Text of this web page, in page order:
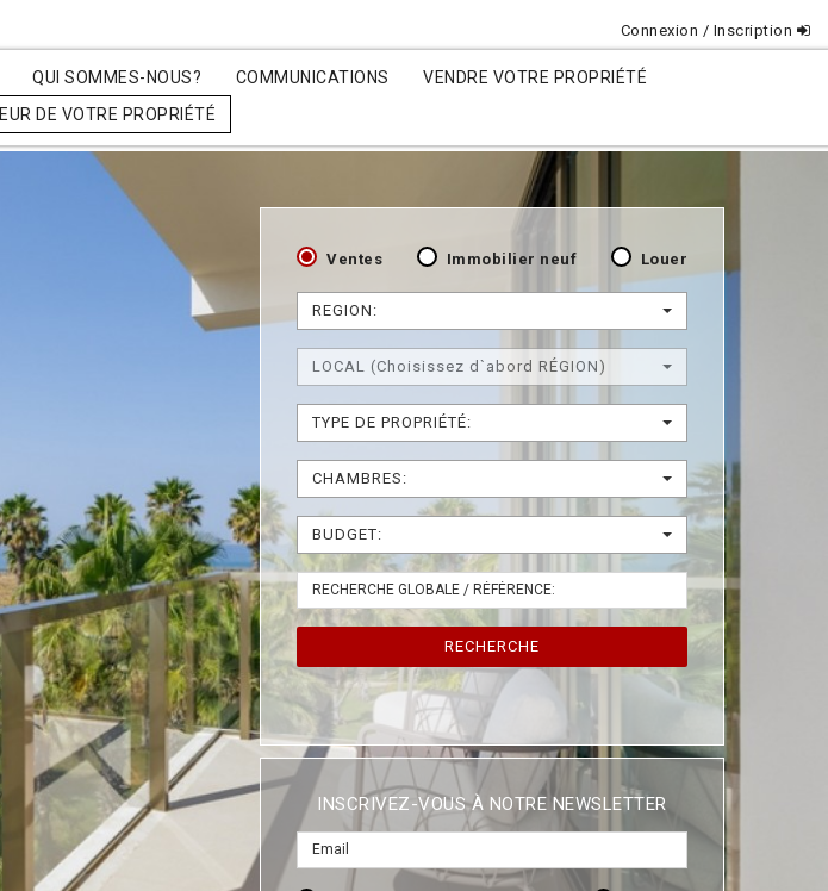
Connexion / Inscription
QUI SOMMES-NOUS? COMMUNICATIONS
VENDRE VOTRE PROPRIÉTÉ
DE VOTRE PROPRIÉTÉ
Ventes Immobilier neuf Louer
REGION:
LOCAL (Choisissez d`abord RÉGION)
TYPE DE PROPRIÉTÉ:
CHAMBRES:
BUDGET:
RECHERCHE
INSCRIVEZ-VOUS À NOTRE NEWSLETTER